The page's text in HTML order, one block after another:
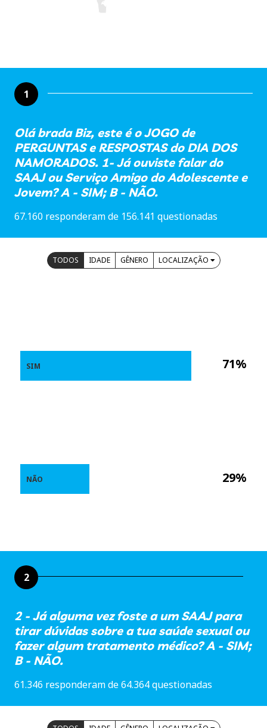
1
Olá brada Biz, este é o JOGO de
PERGUNTAS e RESPOSTAS do DIA DOS
NAMORADOS. 1- Já ouviste falar do
SAAJ ou Serviço Amigo do Adolescente e
Jovem? A - SIM; B - NÃO.
67.160 responderam de 156.141 questionadas
TODOS IDADE GÊNERO LOCALIZAÇÃO
71%
29%
SIM
NÃO
2
2 - Já alguma vez foste a um SAAJ para
tirar dúvidas sobre a tua saúde sexual ou
fazer algum tratamento médico? A - SIM;
B - NÃO.
61.346 responderam de 64.364 questionadas